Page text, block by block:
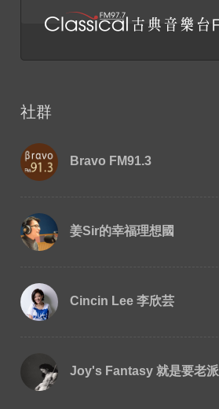
社群
Bravo FM91.3
姜Sir的幸福理想國
Cincin Lee 李欣芸
Joy's Fantasy 就是要老派